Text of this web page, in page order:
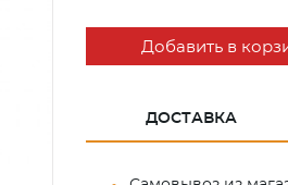
Добавить в
ДОСТАВКА